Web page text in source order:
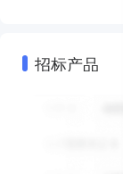
招标产品